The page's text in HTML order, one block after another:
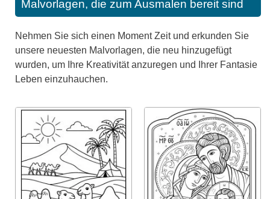
Malvorlagen, die zum Ausmalen bereit sind
Nehmen Sie sich einen Moment Zeit und erkunden Sie
unsere neuesten Malvorlagen, die neu hinzugefügt
wurden, um Ihre Kreativität anzuregen und Ihrer Fantasie
Leben einzuhauchen.